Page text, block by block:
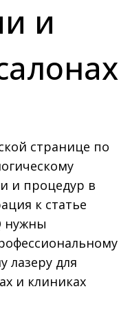
и
нужны
лазеру для
и клиниках